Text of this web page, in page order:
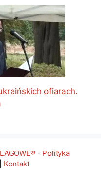
ofiarach.
- Polityka
Kontakt